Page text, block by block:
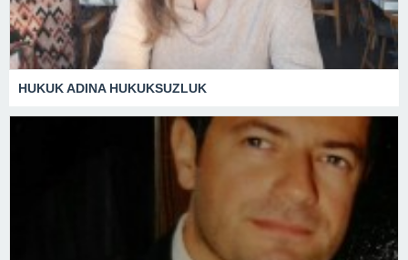
HUKUK ADINA HUKUKSUZLUK